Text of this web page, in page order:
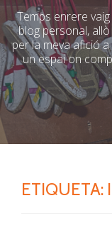
Temps enrere
blog personal,
per la meva afició
un espai on
ETIQUETA: